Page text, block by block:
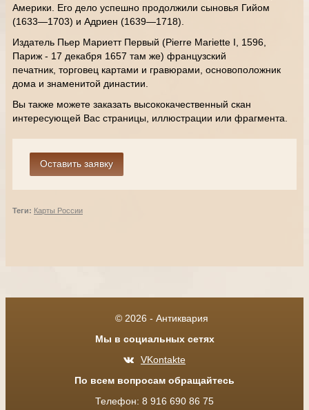
Америки. Его дело успешно продолжили сыновья Гийом
(1633—1703) и Адриен (1639—1718).
Издатель Пьер Мариетт Первый (Pierre Mariette I, 1596,
Париж - 17 декабря 1657 там же) французский
печатник, торговец картами и гравюрами, основоположник
дома и знаменитой династии.
Вы также можете заказать высококачественный скан
интересующей Вас страницы, иллюстрации или фрагмента.
Теги: Карты России
© 2026 - Антиквария
Мы в социальных сетях
VKontakte
По всем вопросам обращайтесь
Телефон: 8 916 690 86 75